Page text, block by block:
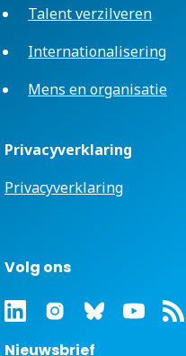
Talent verzilveren
Internationalisering
Mens en organisatie
Privacyverklaring
Privacyverklaring
Volg ons
Nieuwsbrief